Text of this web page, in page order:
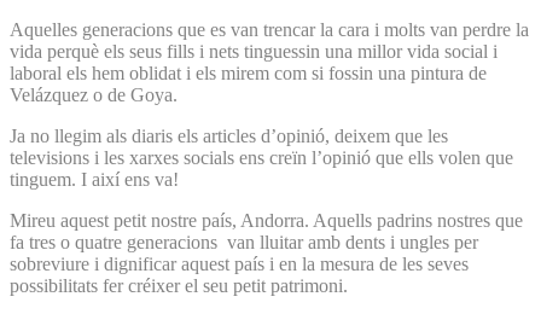
Aquelles generacions que es van trencar la cara i molts van perdre la
vida perquè els seus fills i nets tinguessin una millor vida social i
laboral els hem oblidat i els mirem com si fossin una pintura de
Velázquez o de Goya.
Ja no llegim als diaris els articles d’opinió, deixem que les
televisions i les xarxes socials ens creïn l’opinió que ells volen que
tinguem. I així ens va!
Mireu aquest petit nostre país, Andorra. Aquells padrins nostres que
fa tres o quatre generacions van lluitar amb dents i ungles per
sobreviure i dignificar aquest país i en la mesura de les seves
possibilitats fer créixer el seu petit patrimoni.